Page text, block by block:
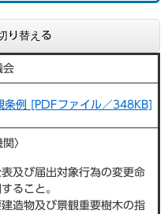
り替える
会
条例 [PDFファイル／348KB]
〉
及び届出対象行為の変更命
ること。
造物及び景観重要樹木の指